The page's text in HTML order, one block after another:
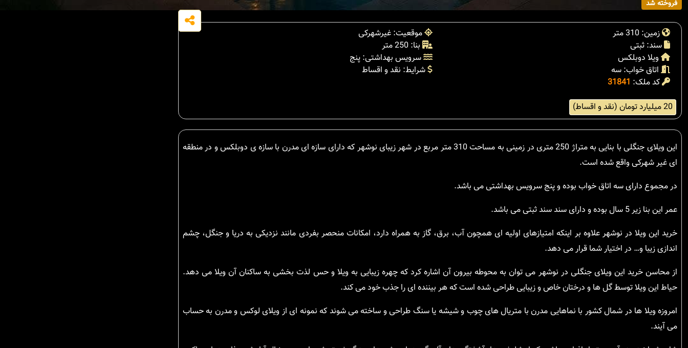
فروخته شد
زمین: 310 متر
موقعیت: غیرشهرکی
سند: ثبتی
بنا: 250 متر
ویلا دوبلکس
سرویس بهداشتی: پنج
اتاق خواب: سه
شرایط: نقد و اقساط
کد ملک: 31841
20 میلیارد تومان (نقد و اقساط)
این ویلای جنگلی با بنایی به متراژ 250 متری در زمینی به مساحت 310 متر مربع در شهر زیبای نوشهر که دارای سازه ای مدرن با سازه ی دوبلکس و در منطقه
ای غیر شهرکی واقع شده است.
در مجموع دارای سه اتاق خواب بوده و پنج سرویس بهداشتی می باشد.
عمر این بنا زیر 5 سال بوده و دارای سند سند ثبتی می باشد.
خرید این ویلا در نوشهر علاوه بر اینکه امتیازهای اولیه ای همچون آب، برق، گاز به همراه دارد، امکانات منحصر بفردی مانند نزدیکی به دریا و جنگل، چشم
اندازی زیبا و… در اختیار شما قرار می دهد.
از محاسن خرید این ویلای جنگلی در نوشهر می توان به محوطه بیرون آن اشاره کرد که چهره زیبایی به ویلا و حس لذت بخشی به ساکنان آن ویلا می دهد.
حیاط این ویلا توسط گل ها و درختان خاص و زیبایی طراحی شده است که هر بیننده ای را جذب خود می کند.
امروزه ویلا ها در شمال کشور با نماهایی مدرن با متریال های چوب و شیشه یا سنگ طراحی و ساخته می شوند که نمونه ای از ویلای لوکس و مدرن به حساب
می آیند.